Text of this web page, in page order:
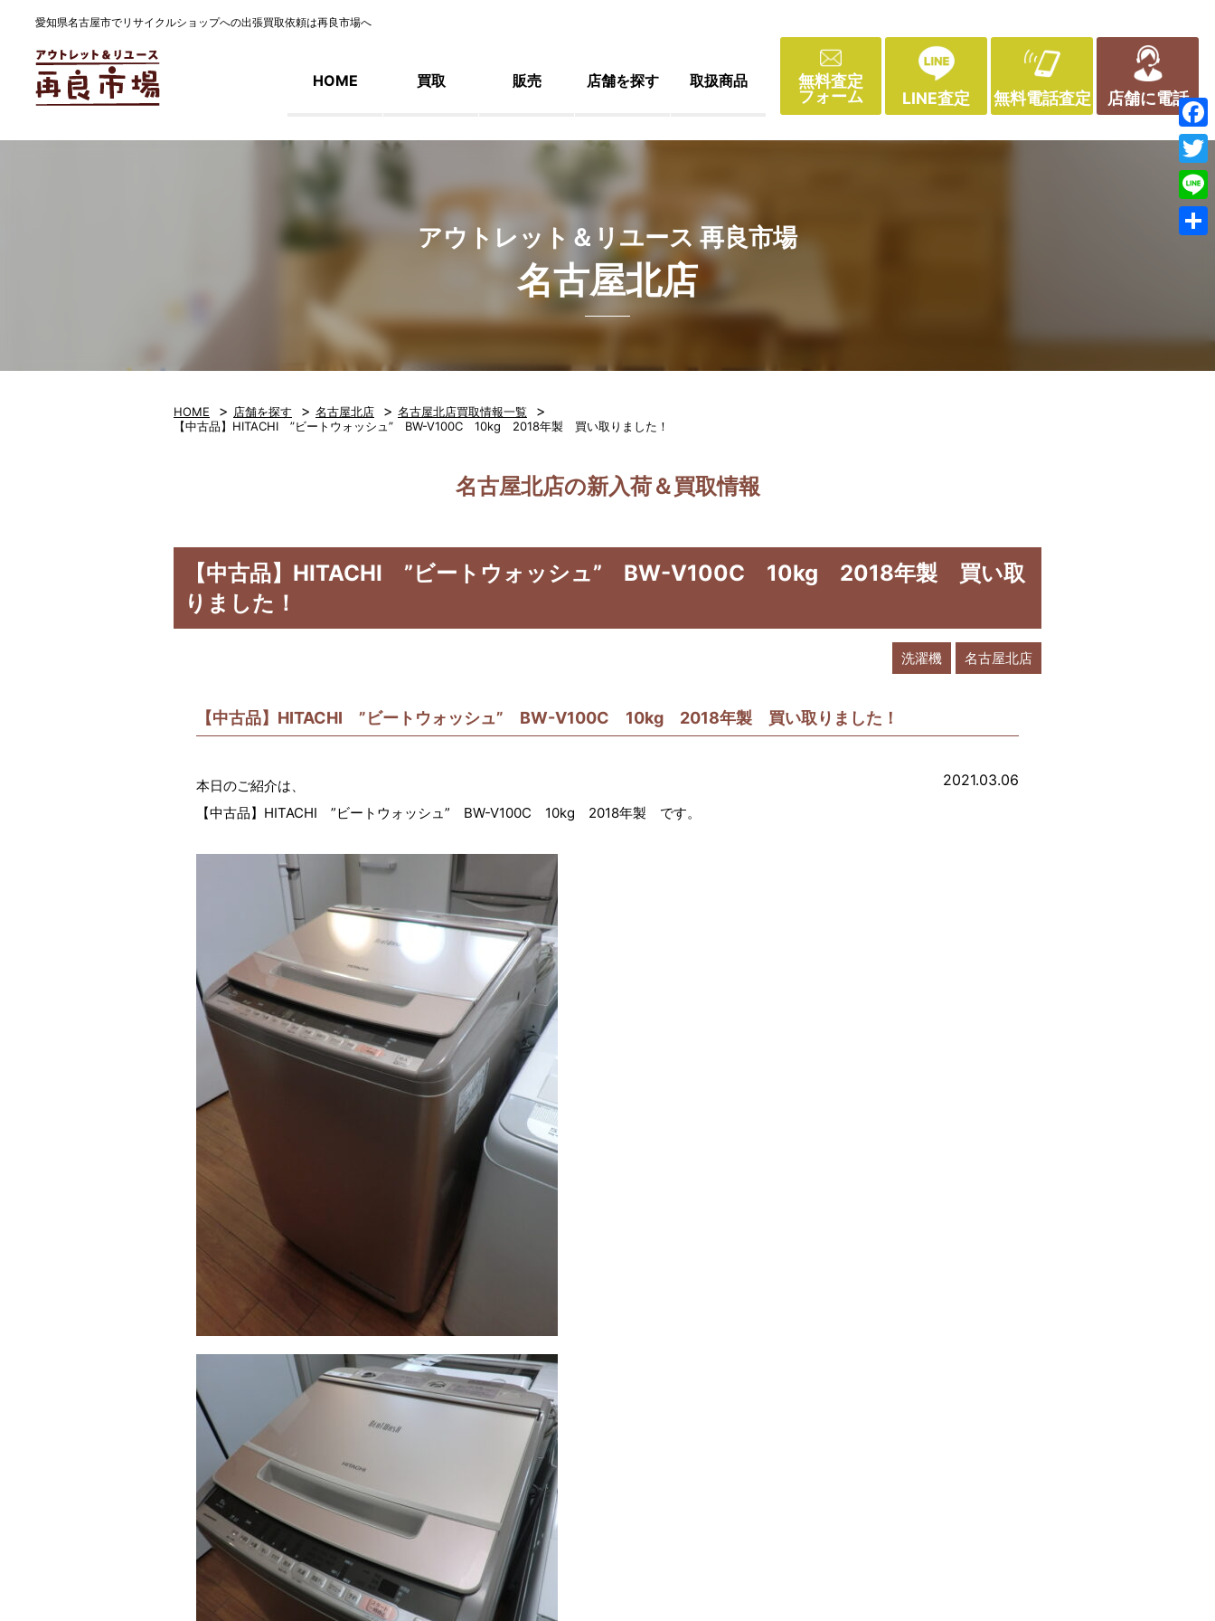
愛知県名古屋市でリサイクルショップへの出張買取依頼は再良市場へ
HOME 買取 販売 店舗を探す 取扱商品
無料査定
フォーム
LINE査定 無料電話査定 店舗に電話
アウトレット＆リユース 再良市場
名古屋北店
HOME > 店舗を探す > 名古屋北店 > 名古屋北店買取情報一覧 >
【中古品】HITACHI ”ビートウォッシュ” BW-V100C 10kg 2018年製 買い取りました！
名古屋北店の新入荷＆買取情報
【中古品】HITACHI ”ビートウォッシュ” BW-V100C 10kg 2018年製 買い取
りました！
洗濯機 名古屋北店
【中古品】HITACHI ”ビートウォッシュ” BW-V100C 10kg 2018年製 買い取りました！
2021.03.06
本日のご紹介は、
【中古品】HITACHI ”ビートウォッシュ” BW-V100C 10kg 2018年製 です。
Line